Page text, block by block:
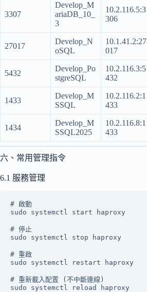
3307
Develop_M
ariaDB_10_
3
10.2.116.5:3
306
27017
Develop_N
oSQL
10.1.41.2:27
017
5432
Develop_Po
stgreSQL
10.2.116.3:5
432
1433
Develop_M
SSQL
10.2.116.2:1
433
1434
Develop_M
SSQL2025
10.2.116.8:1
433
六、常用管理指令
6.1 服務管理
# 啟動
sudo systemctl start haproxy
# 停止
sudo systemctl stop haproxy
# 重啟
sudo systemctl restart haproxy
# 重新載入配置 (不中斷連線)
sudo systemctl reload haproxy